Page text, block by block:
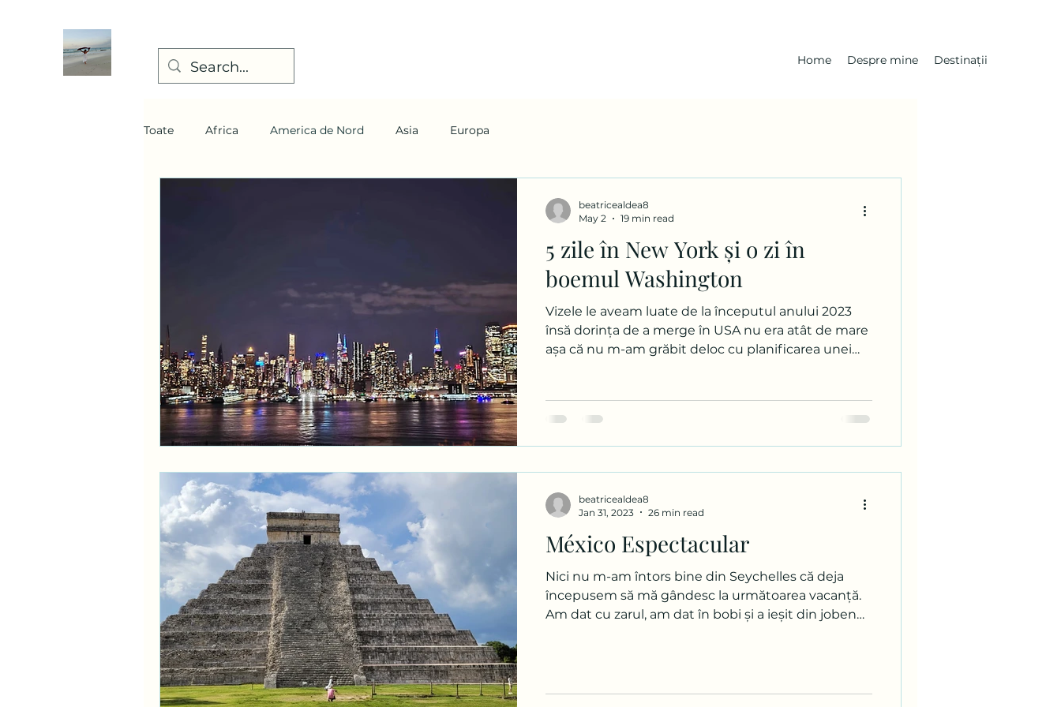
Home Despre mine Destinații
Toate Africa America de Nord Asia Europa
5 zile în New York și o zi în
boemul Washington
Vizele le aveam luate de la începutul anului 2023
însă dorința de a merge în USA nu era atât de mare
așa că nu m-am grăbit deloc cu planificarea unei
amânat această vacanță. Hotărârea de a pleca a
venit brusc odată cu black friday-ul de la final de an
2025. Un amic m-a informat asupra unei oferte a
beatricealdea8
May 2
19 min read
México Espectacular
Nici nu m-am întors bine din Seychelles că deja
începusem să mă gândesc la următoarea vacanță.
Am dat cu zarul, am dat în bobi și a ieșit din joben
beatricealdea8
Jan 31, 2023
26 min read